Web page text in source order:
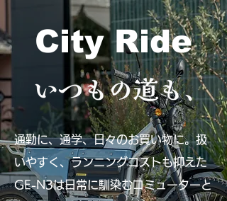
City Ride
通勤に、通学、日々のお買い物に。扱
いやすく、ランニングコストも抑えた
GE-N3は日常に馴染むコミューターと